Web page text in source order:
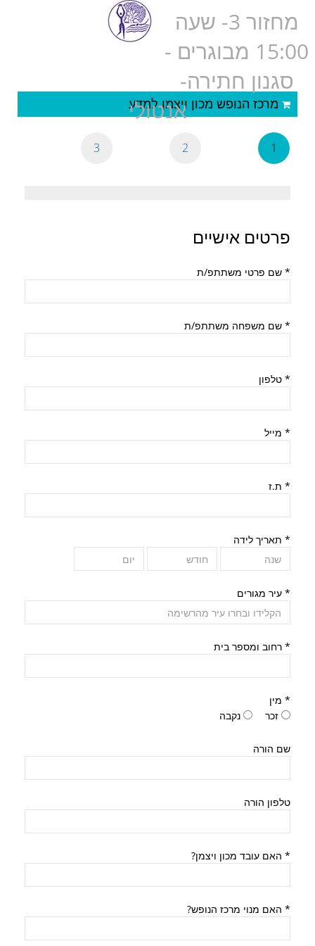
מחזור 3- שעה
15:00 מבוגרים -
סגנון חתירה-
אנטולי
מרכז הנופש מכון ויצמן למדע
1
2
3
פרטים אישיים
* שם פרטי משתתפ/ת
* שם משפחה משתתפ/ת
* טלפון
* מייל
* ת.ז
* תאריך לידה
* עיר מגורים
* רחוב ומספר בית
* מין
זכר
נקבה
שם הורה
טלפון הורה
* האם עובד מכון ויצמן?
* האם מנוי מרכז הנופש?